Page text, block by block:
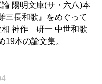
陽明文庫(サ・六八)本
長和歌』をめぐって
相 神作 研一 中世和歌
本の論文集。